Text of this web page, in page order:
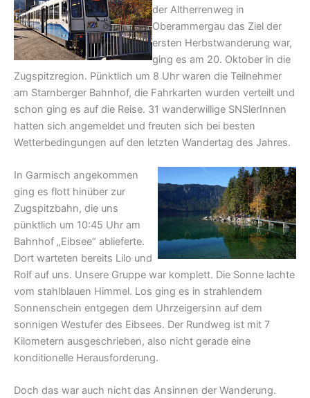
der Altherrenweg in
Oberammergau das Ziel der
ersten Herbstwanderung war,
ging es am 20. Oktober in die
Zugspitzregion. Pünktlich um 8 Uhr waren die Teilnehmer
am Starnberger Bahnhof, die Fahrkarten wurden verteilt und
schon ging es auf die Reise. 31 wanderwillige SNSlerInnen
hatten sich angemeldet und freuten sich bei besten
Wetterbedingungen auf den letzten Wandertag des Jahres.
In Garmisch angekommen
ging es flott hinüber zur
Zugspitzbahn, die uns
pünktlich um 10:45 Uhr am
Bahnhof „Eibsee“ ablieferte.
Dort warteten bereits Lilo und
Rolf auf uns. Unsere Gruppe war komplett. Die Sonne lachte
vom stahlblauen Himmel. Los ging es in strahlendem
Sonnenschein entgegen dem Uhrzeigersinn auf dem
sonnigen Westufer des Eibsees. Der Rundweg ist mit 7
Kilometern ausgeschrieben, also nicht gerade eine
konditionelle Herausforderung.
Doch das war auch nicht das Ansinnen der Wanderung.